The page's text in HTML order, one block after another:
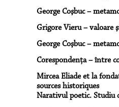
George Coşbuc –
Grigore Vieru – valoare
George Coşbuc –
Corespondenţa – între
Mircea Eliade et la
sources historiques
Narativul poetic. Studiu